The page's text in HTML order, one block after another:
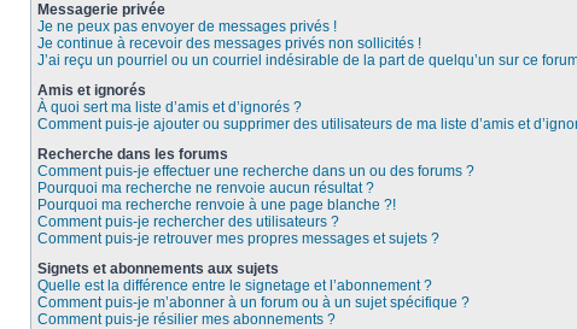
Messagerie privée
Je ne peux pas envoyer de messages privés !
Je continue à recevoir des messages privés non sollicités !
J’ai reçu un pourriel ou un courriel indésirable de la part de quelqu’un sur ce
Amis et ignorés
À quoi sert ma liste d’amis et d’ignorés ?
Comment puis-je ajouter ou supprimer des utilisateurs de ma liste d’amis et
Recherche dans les forums
Comment puis-je effectuer une recherche dans un ou des forums ?
Pourquoi ma recherche ne renvoie aucun résultat ?
Pourquoi ma recherche renvoie à une page blanche ?!
Comment puis-je rechercher des utilisateurs ?
Comment puis-je retrouver mes propres messages et sujets ?
Signets et abonnements aux sujets
Quelle est la différence entre le signetage et l’abonnement ?
Comment puis-je m’abonner à un forum ou à un sujet spécifique ?
Comment puis-je résilier mes abonnements ?